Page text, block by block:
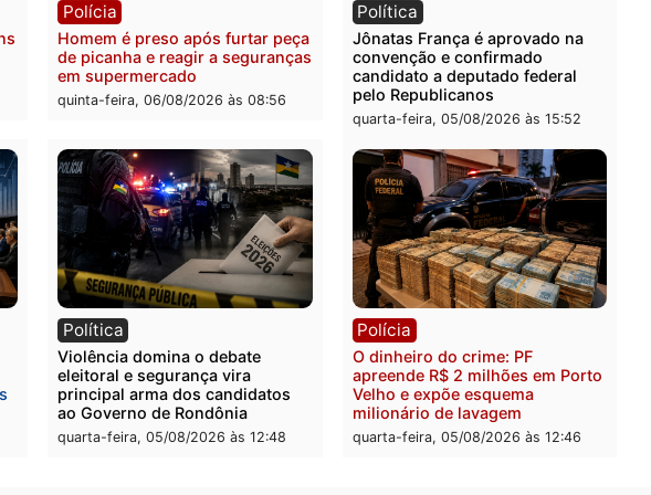
Polícia
Três suspeitos ligados a facção
criminosa são presos por
quinta-feira, 06/08/2026 às 09:05
Polícia
Homem é preso com
durante ação da PM no
Castanheira
Polícia
Homem é preso após furtar peça
de picanha e reagir a seguranças
Política
Jônatas França é
convenção e confirmado